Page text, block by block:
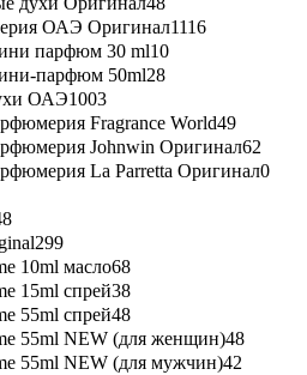
ОАЭ Оригинал1116
парфюм 30 ml10
парфюм 50ml28
ОАЭ1003
Fragrance World49
Johnwin Оригинал62
La Parretta Оригинал0
299
10ml масло68
15ml спрей38
55ml спрей48
55ml NEW (для женщин)48
55ml NEW (для мужчин)42